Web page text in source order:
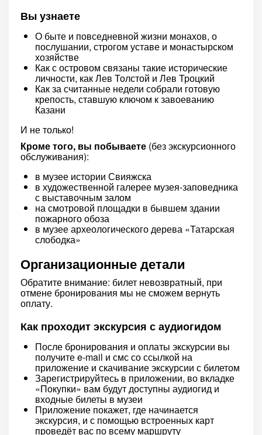
Вы узнаете
О быте и повседневной жизни монахов, о
послушании, строгом уставе и монастырском
хозяйстве
Как с островом связаны такие исторические
личности, как Лев Толстой и Лев Троцкий
Как за считанные недели собрали готовую
крепость, ставшую ключом к завоеванию
Казани
И не только!
Кроме того, вы побываете (без экскурсионного
обслуживания):
в музее истории Свияжска
в художественной галерее музея-заповедника
с выставочным залом
на смотровой площадки в бывшем здании
пожарного обоза
в музее археологического дерева «Татарская
слободка»
Организационные детали
Обратите внимание: билет невозвратный, при
отмене бронирования мы не сможем вернуть
оплату.
Как проходит экскурсия с аудиогидом
После бронирования и оплаты экскурсии вы
получите e-mail и смс со ссылкой на
приложение и скачивание экскурсии с билетом
Зарегистрируйтесь в приложении, во вкладке
«Покупки» вам будут доступны аудиогид и
входные билеты в музеи
Приложение покажет, где начинается
экскурсия, и с помощью встроенных карт
проведёт вас по всему маршруту